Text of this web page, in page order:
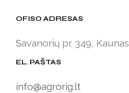
OFISO ADRESAS
Savanorių pr. 349, Kaunas
EL. PAŠTAS
info@agrorig.lt